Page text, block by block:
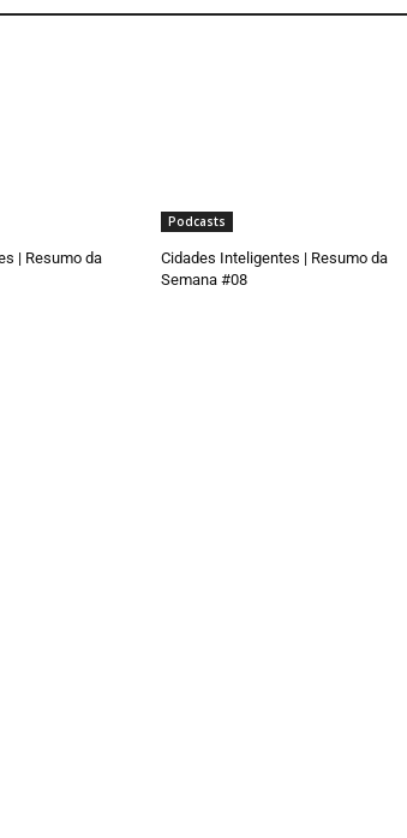
| Resumo da
Podcasts
Cidades Inteligentes | Resumo da
Semana #08